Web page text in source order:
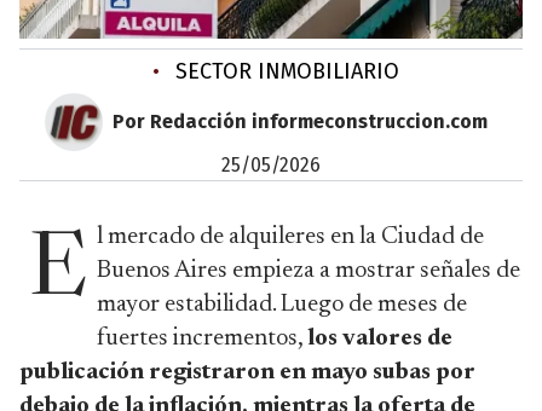
• SECTOR INMOBILIARIO
Por Redacción informeconstruccion.com
25/05/2026
E l mercado de alquileres en la Ciudad de
Buenos Aires empieza a mostrar señales de
mayor estabilidad. Luego de meses de
fuertes incrementos, los valores de
publicación registraron en mayo subas por